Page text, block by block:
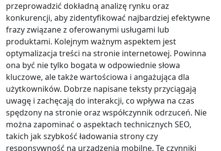
przeprowadzić dokładną analizę rynku oraz
konkurencji, aby zidentyfikować najbardziej efektywne
frazy związane z oferowanymi usługami lub
produktami. Kolejnym ważnym aspektem jest
optymalizacja treści na stronie internetowej. Powinna
ona być nie tylko bogata w odpowiednie słowa
kluczowe, ale także wartościowa i angażująca dla
użytkowników. Dobrze napisane teksty przyciągają
uwagę i zachęcają do interakcji, co wpływa na czas
spędzony na stronie oraz współczynnik odrzuceń. Nie
można zapominać o aspektach technicznych SEO,
takich jak szybkość ładowania strony czy
responsywność na urządzenia mobilne. Te czynniki